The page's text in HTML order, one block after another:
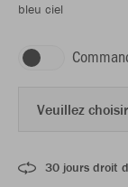
bleu ciel
Veuillez
30 jours droit